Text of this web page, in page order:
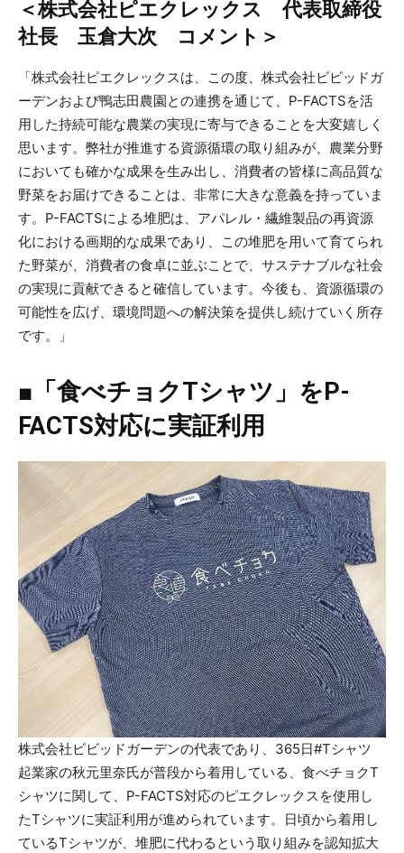
＜株式会社ピエクレックス 代表取締役
社長 玉倉大次 コメント＞
「株式会社ピエクレックスは、この度、株式会社ビビッドガ
ーデンおよび鴨志田農園との連携を通じて、P-FACTSを活
用した持続可能な農業の実現に寄与できることを大変嬉しく
思います。弊社が推進する資源循環の取り組みが、農業分野
においても確かな成果を生み出し、消費者の皆様に高品質な
野菜をお届けできることは、非常に大きな意義を持っていま
す。P-FACTSによる堆肥は、アパレル・繊維製品の再資源
化における画期的な成果であり、この堆肥を用いて育てられ
た野菜が、消費者の食卓に並ぶことで、サステナブルな社会
の実現に貢献できると確信しています。今後も、資源循環の
可能性を広げ、環境問題への解決策を提供し続けていく所存
です。」
■「食べチョクTシャツ」をP-
FACTS対応に実証利用
株式会社ビビッドガーデンの代表であり、365日#Tシャツ
起業家の秋元里奈氏が普段から着用している、食べチョクT
シャツに関して、P-FACTS対応のピエクレックスを使用し
たTシャツに実証利用が進められています。日頃から着用し
ているTシャツが、堆肥に代わるという取り組みを認知拡大